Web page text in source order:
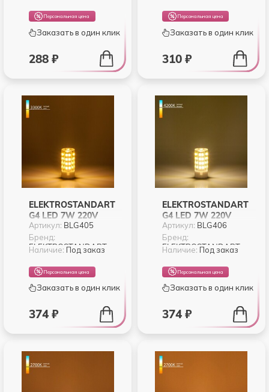
Персональная цена
Заказать в один клик
288 ₽
Персональная цена
Заказать в один клик
310 ₽
ELEKTROSTANDART
G4 LED 7W 220V
3300K (BLG405)
Артикул: BLG405
Бренд:
ELEKTROSTANDART
Наличие: Под заказ
Персональная цена
Заказать в один клик
374 ₽
ELEKTROSTANDART
G4 LED 7W 220V
4200K (BLG406)
Артикул: BLG406
Бренд:
ELEKTROSTANDART
Наличие: Под заказ
Персональная цена
Заказать в один клик
374 ₽